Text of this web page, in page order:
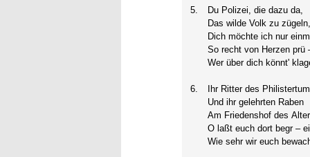
5.
Du Polizei, die dazu da,
Das wilde Volk zu
Dich möchte ich nur
So recht von Herzen prü
Wer über dich könnt'
6.
Ihr Ritter des
Und ihr gelehrten Raben
Am Friedenshof des
O laßt euch dort begr –
Wie sehr wir euch